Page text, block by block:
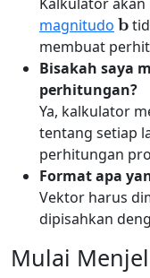
magnitudo
b
membuat
Bisakah saya
perhitungan?
Ya, kalkulator
tentang setiap
perhitungan
Format apa
Vektor harus
dipisahkan
Mulai